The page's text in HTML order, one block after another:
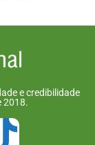
e credibilidade
2018.